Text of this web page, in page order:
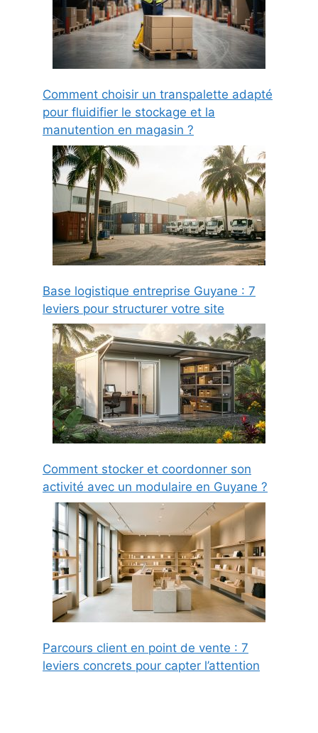
Comment choisir un transpalette adapté
pour fluidifier le stockage et la
manutention en magasin ?
Base logistique entreprise Guyane : 7
leviers pour structurer votre site
Comment stocker et coordonner son
activité avec un modulaire en Guyane ?
Parcours client en point de vente : 7
leviers concrets pour capter l’attention